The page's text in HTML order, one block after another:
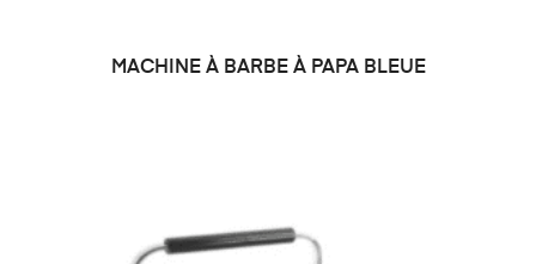
MACHINE À BARBE À PAPA BLEUE